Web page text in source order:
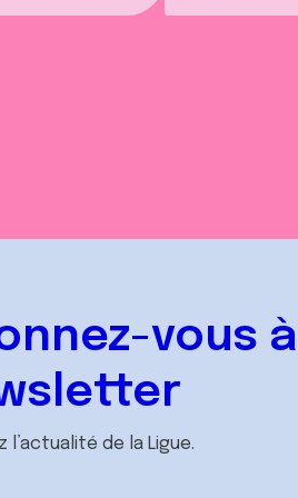
vous
l’actualité de la Ligue.